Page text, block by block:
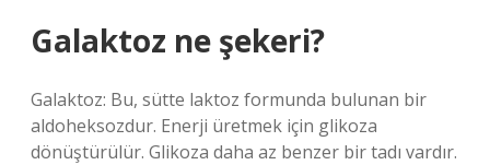
Galaktoz ne şekeri?
Galaktoz: Bu, sütte laktoz formunda bulunan bir
aldoheksozdur. Enerji üretmek için glikoza
dönüştürülür. Glikoza daha az benzer bir tadı vardır.